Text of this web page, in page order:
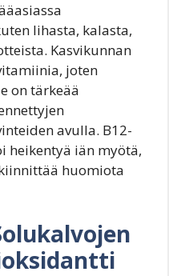
lihasta, kalasta,
Kasvikunnan
joten
on tärkeää
avulla. B12-
heikentyä iän myötä,
huomiota